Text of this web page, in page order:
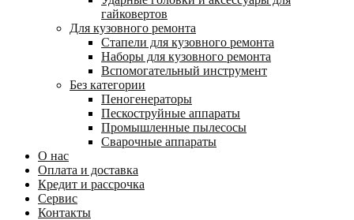
гайковертов
Для кузовного ремонта
Стапели для кузовного ремонта
Наборы для кузовного ремонта
Вспомогательный инструмент
Без категории
Пеногенераторы
Пескоструйные аппараты
Промышленные пылесосы
Сварочные аппараты
О нас
Оплата и доставка
Кредит и рассрочка
Сервис
Контакты